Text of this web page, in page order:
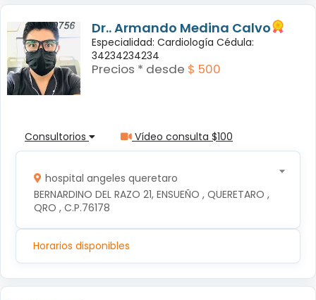
Dr.. Armando Medina Calvo
Especialidad: Cardiología Cédula:
34234234234
Precios * desde $ 500
Consultorios Vídeo consulta $100
hospital angeles queretaro
BERNARDINO DEL RAZO 21, ENSUEÑO , QUERETARO ,
QRO , C.P.76178
Horarios disponibles